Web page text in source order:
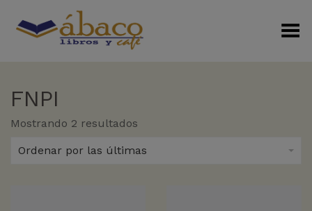
Menú Alterno
FNPI
Mostrando 2 resultados
Ordenar por las últimas